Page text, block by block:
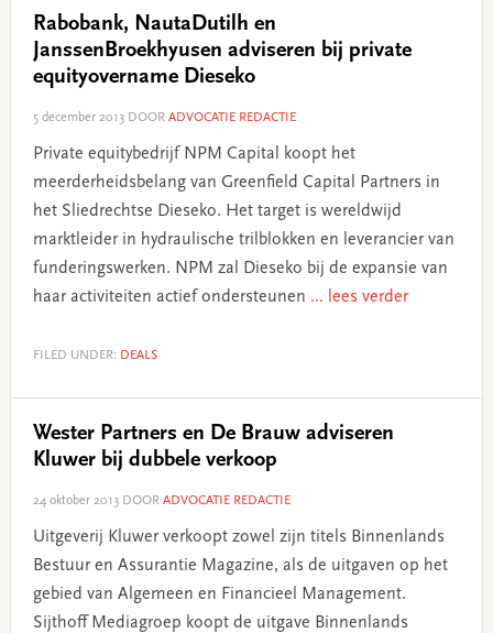
Rabobank, NautaDutilh en
JanssenBroekhyusen adviseren bij private
equityovername Dieseko
5 december 2013DOOR ADVOCATIE REDACTIE
Private equitybedrijf NPM Capital koopt het
meerderheidsbelang van Greenfield Capital Partners in
het Sliedrechtse Dieseko. Het target is wereldwijd
marktleider in hydraulische trilblokken en leverancier van
funderingswerken. NPM zal Dieseko bij de expansie van
haar activiteiten actief ondersteunen ... lees verder
FILED UNDER: DEALS
Wester Partners en De Brauw adviseren
Kluwer bij dubbele verkoop
24 oktober 2013DOOR ADVOCATIE REDACTIE
Uitgeverij Kluwer verkoopt zowel zijn titels Binnenlands
Bestuur en Assurantie Magazine, als de uitgaven op het
gebied van Algemeen en Financieel Management.
Sijthoff Mediagroep koopt de uitgave Binnenlands